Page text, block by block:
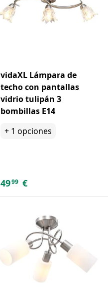
vidaXL Lámpara de
techo con pantallas
vidrio tulipán 3
bombillas E14
+ 1 opciones
4999 €